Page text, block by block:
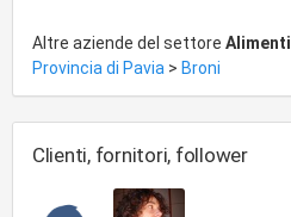
Altre aziende del settore Alimenti
Provincia di Pavia > Broni
Clienti, fornitori, follower